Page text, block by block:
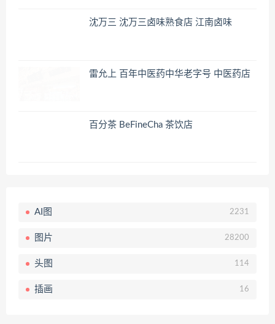
沈万三 沈万三卤味熟食店 江南卤味
雷允上 百年中医药中华老字号 中医药店
百分茶 BeFineCha 茶饮店
AI图 2231
图片 28200
头图 114
插画 16